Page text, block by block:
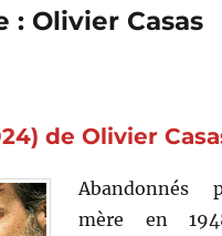
: Olivier Casas
de Olivier
Abandonnés
mère en